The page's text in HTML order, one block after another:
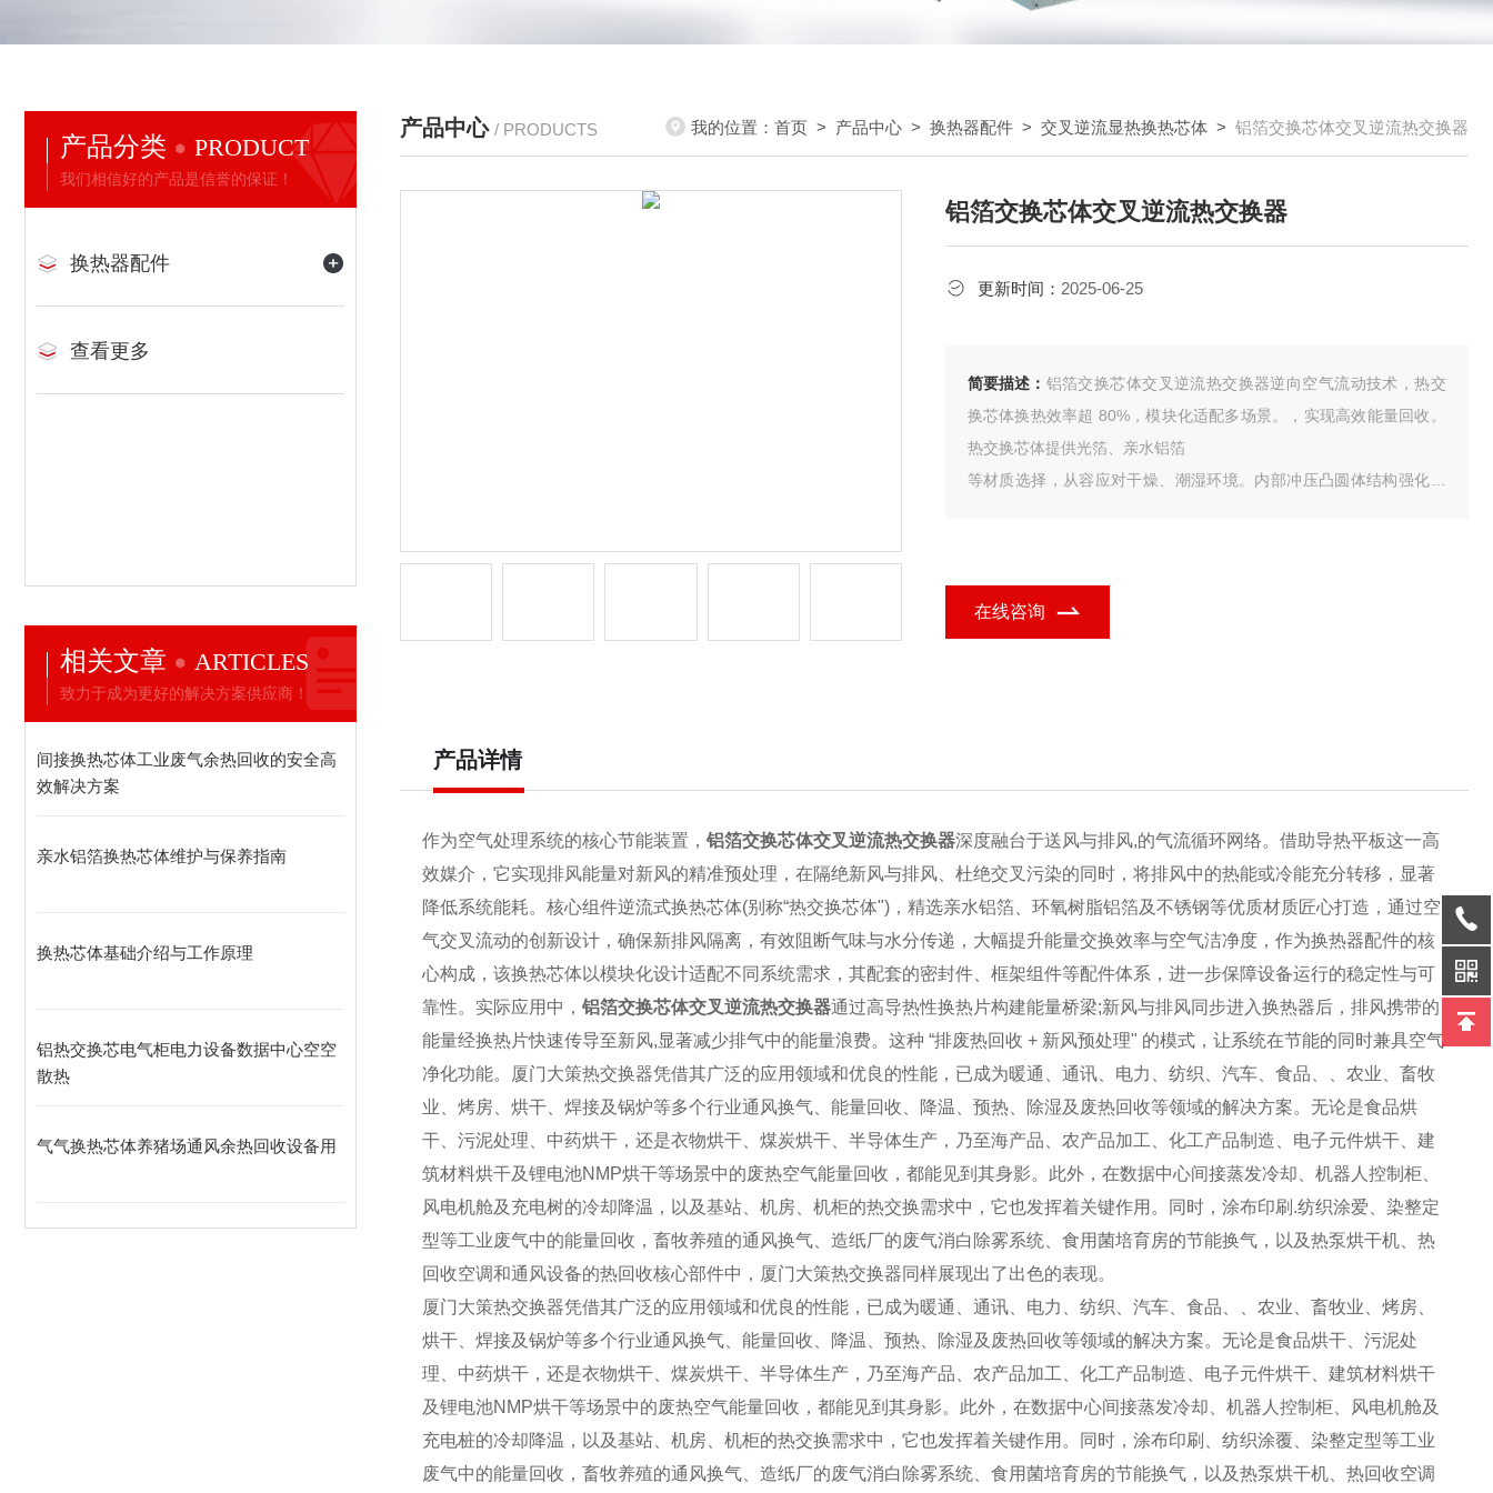
产品分类 PRODUCT
我们相信好的产品是信誉的保证！
换热器配件
查看更多
相关文章 ARTICLES
致力于成为更好的解决方案供应商！
间接换热芯体工业废气余热回收的安全高
效解决方案
亲水铝箔换热芯体维护与保养指南
换热芯体基础介绍与工作原理
铝热交换芯电气柜电力设备数据中心空空
散热
气气换热芯体养猪场通风余热回收设备用
产品中心 / PRODUCTS 我的位置： 首页 > 产品中心 > 换热器配件 > 交叉逆流显热换热芯体 > 铝箔交换芯体交叉逆流热交换器
铝箔交换芯体交叉逆流热交换器
更新时间： 2025-06-25
简要描述： 铝箔交换芯体交叉逆流热交换器逆向空气流动技术，热交
换芯体换热效率超 80%，模块化适配多场景。，实现高效能量回收。
热交换芯体提供光箔、亲水铝箔
等材质选择，从容应对干燥、潮湿环境。内部冲压凸圆体结构强化承
在线咨询
产品详情
作为空气处理系统的核心节能装置， 铝箔交换芯体交叉逆流热交换器深度融台于送风与排风,的气流循环网络。借助导热平板这一高
效媒介，它实现排风能量对新风的精准预处理，在隔绝新风与排风、杜绝交叉污染的同时，将排风中的热能或冷能充分转移，显著
降低系统能耗。核心组件逆流式换热芯体(别称“热交换芯体")，精选亲水铝箔、环氧树脂铝箔及不锈钢等优质材质匠心打造，通过空
气交叉流动的创新设计，确保新排风隔离，有效阻断气味与水分传递，大幅提升能量交换效率与空气洁净度，作为换热器配件的核
心构成，该换热芯体以模块化设计适配不同系统需求，其配套的密封件、框架组件等配件体系，进一步保障设备运行的稳定性与可
靠性。实际应用中， 铝箔交换芯体交叉逆流热交换器通过高导热性换热片构建能量桥梁;新风与排风同步进入换热器后，排风携带的
能量经换热片快速传导至新风,显著减少排气中的能量浪费。这种 “排废热回收 + 新风预处理" 的模式，让系统在节能的同时兼具空气
净化功能。厦门大策热交换器凭借其广泛的应用领域和优良的性能，已成为暖通、通讯、电力、纺织、汽车、食品、、农业、畜牧
业、烤房、烘干、焊接及锅炉等多个行业通风换气、能量回收、降温、预热、除湿及废热回收等领域的解决方案。无论是食品烘
干、污泥处理、中药烘干，还是衣物烘干、煤炭烘干、半导体生产，乃至海产品、农产品加工、化工产品制造、电子元件烘干、建
筑材料烘干及锂电池NMP烘干等场景中的废热空气能量回收，都能见到其身影。此外，在数据中心间接蒸发冷却、机器人控制柜、
风电机舱及充电树的冷却降温，以及基站、机房、机柜的热交换需求中，它也发挥着关键作用。同时，涂布印刷.纺织涂爱、染整定
型等工业废气中的能量回收，畜牧养殖的通风换气、造纸厂的废气消白除雾系统、食用菌培育房的节能换气，以及热泵烘干机、热
回收空调和通风设备的热回收核心部件中，厦门大策热交换器同样展现出了出色的表现。
厦门大策热交换器凭借其广泛的应用领域和优良的性能，已成为暖通、通讯、电力、纺织、汽车、食品、、农业、畜牧业、烤房、
烘干、焊接及锅炉等多个行业通风换气、能量回收、降温、预热、除湿及废热回收等领域的解决方案。无论是食品烘干、污泥处
理、中药烘干，还是衣物烘干、煤炭烘干、半导体生产，乃至海产品、农产品加工、化工产品制造、电子元件烘干、建筑材料烘干
及锂电池NMP烘干等场景中的废热空气能量回收，都能见到其身影。此外，在数据中心间接蒸发冷却、机器人控制柜、风电机舱及
充电桩的冷却降温，以及基站、机房、机柜的热交换需求中，它也发挥着关键作用。同时，涂布印刷、纺织涂覆、染整定型等工业
废气中的能量回收，畜牧养殖的通风换气、造纸厂的废气消白除雾系统、食用菌培育房的节能换气，以及热泵烘干机、热回收空调